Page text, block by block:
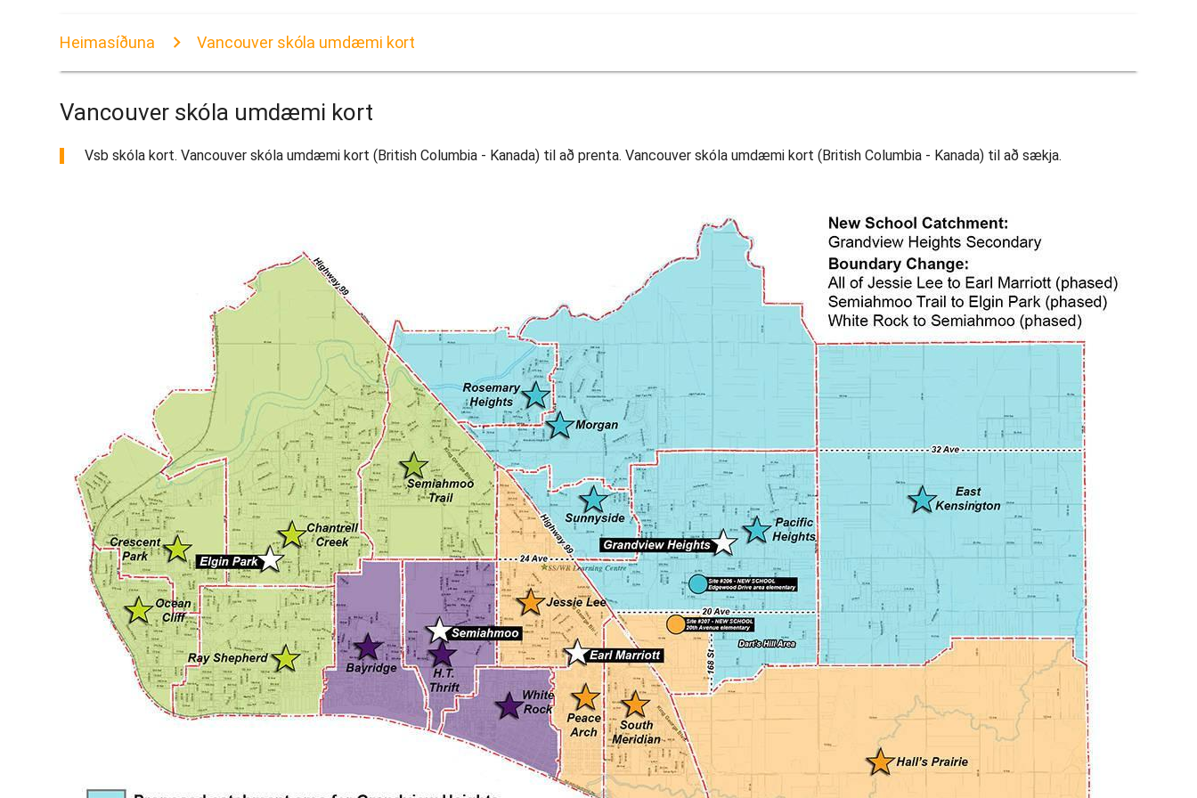
Heimasíðuna Vancouver skóla umdæmi kort
Vancouver skóla umdæmi kort
Vsb skóla kort. Vancouver skóla umdæmi kort (British Columbia - Kanada) til að prenta. Vancouver skóla umdæmi kort (British Columbia - Kanada) til að sækja.